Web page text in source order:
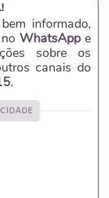
informado,
noWhatsAppe
sobre os
canais do
.